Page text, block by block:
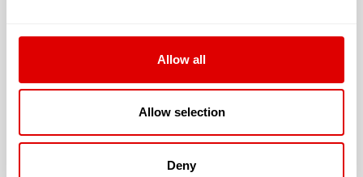
Allow all
Allow selection
Deny
En chambre simple : 90.4 €